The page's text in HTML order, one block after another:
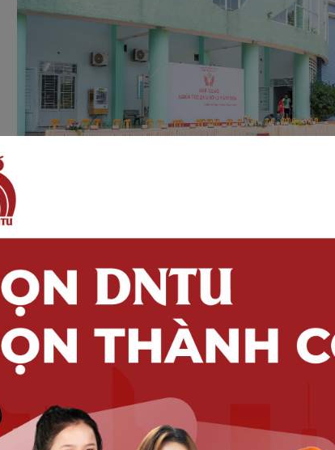
DNTU tại Hội thao khối thi đua
trọn vẹn